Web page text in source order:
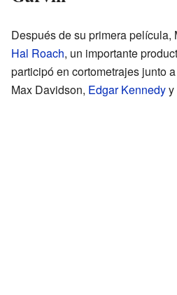
Después de su primera película,
Hal Roach, un importante
participó en cortometrajes junto
Max Davidson, Edgar Kennedyy